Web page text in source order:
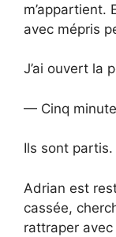
m’appartient.
avec mépris
J’ai ouvert la
— Cinq
Ils sont
Adrian est
cassée,
rattraper avec